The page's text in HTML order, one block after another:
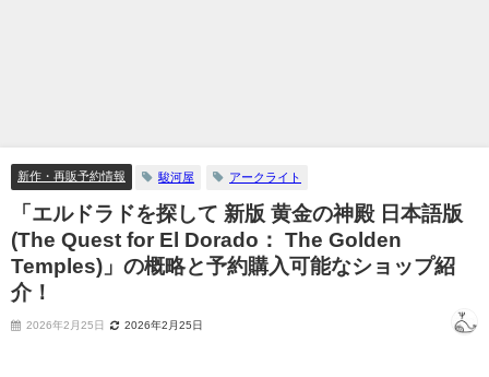
新作・再販予約情報 駿河屋 アークライト
「エルドラドを探して 新版 黄金の神殿 日本語版
(The Quest for El Dorado： The Golden
Temples)」の概略と予約購入可能なショップ紹
介！
2026年2月25日 2026年2月25日